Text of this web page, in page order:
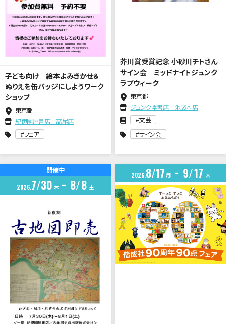
子ども向け 絵本よみきかせ＆
ぬりえを缶バッジにしようワーク
ショップ
東京都
紀伊國屋書店 高尾店
フェア
芥川賞受賞記念 小砂川チトさん
サイン会 ミッドナイトジュンク
ラブウィーク
東京都
ジュンク堂書店 池袋本店
文芸
サイン会
開催中
2026 7 30 木 8 8 土
20268 17 月 9 17 木